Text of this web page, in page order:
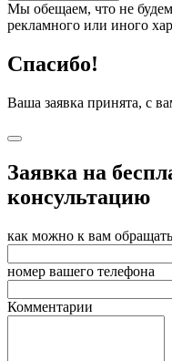
Мы обещаем, что не
рекламного или иного
Спасибо!
Ваша заявка принята, с
Заявка на
консультацию
как можно к вам
номер вашего телефона
Комментарии